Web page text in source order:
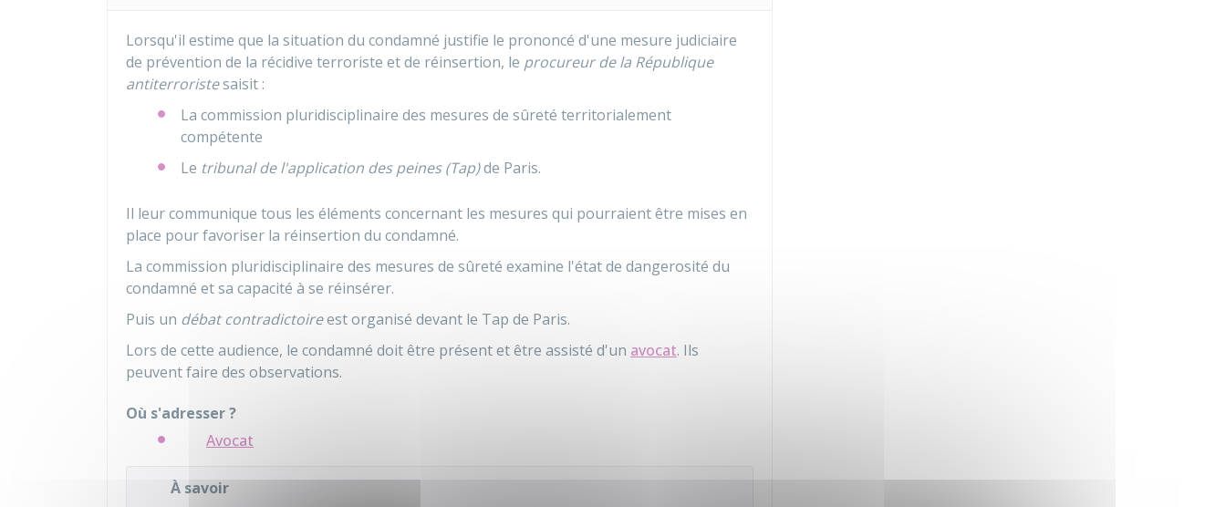
Lorsqu'il estime que la situation du condamné justifie le prononcé d'une mesure judiciaire
de prévention de la récidive terroriste et de réinsertion, le procureur de la République
antiterroristesaisit :
La commission pluridisciplinaire des mesures de sûreté territorialement
compétente
Le tribunal de l'application des peines (Tap)de Paris.
Il leur communique tous les éléments concernant les mesures qui pourraient être mises en
place pour favoriser la réinsertion du condamné.
La commission pluridisciplinaire des mesures de sûreté examine l'état de dangerosité du
condamné et sa capacité à se réinsérer.
Puis un débat contradictoireest organisé devant le Tap de Paris.
Lors de cette audience, le condamné doit être présent et être assisté d'un avocat. Ils
peuvent faire des observations.
Où s'adresser ?
Avocat
À savoir